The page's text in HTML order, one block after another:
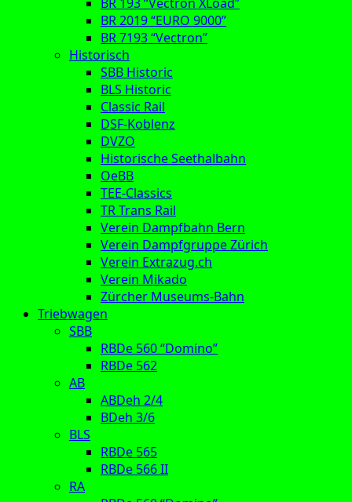
BR 2019 “EURO 9000”
BR 7193 “Vectron”
Historisch
SBB Historic
BLS Historic
Classic Rail
DSF-Koblenz
DVZO
Historische Seethalbahn
OeBB
TEE-Classics
TR Trans Rail
Verein Dampfbahn Bern
Verein Dampfgruppe Zürich
Verein Extrazug.ch
Verein Mikado
Zürcher Museums-Bahn
Triebwagen
SBB
RBDe 560 “Domino”
RBDe 562
AB
ABDeh 2/4
BDeh 3/6
BLS
RBDe 565
RBDe 566 II
RA